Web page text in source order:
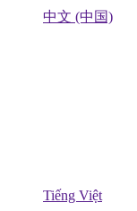
中文 (中国)
Tiếng Việt